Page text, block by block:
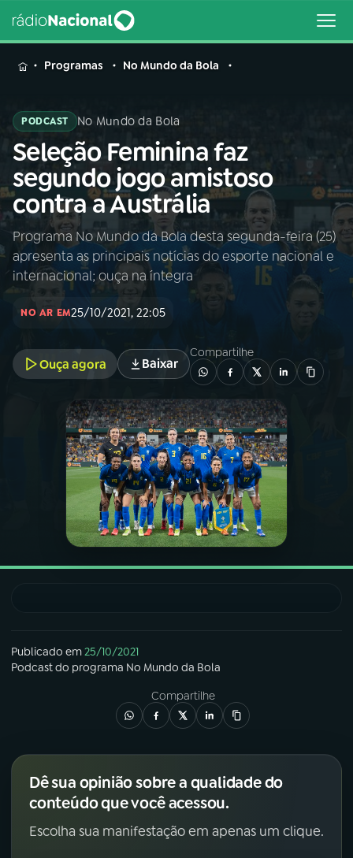
MENU
Buscar
na
Rádio
Nacional
Buscar
AO VIVO
INÍCIO
PROGRAMAS
PODCASTS
VIDEOCASTS
08FESTIVAL DE MÚSICA
ACOMPANHE A RÁDIO NACIONAL
Programas No Mundo da Bola
PODCAST No Mundo da Bola
Seleção Feminina faz
segundo jogo amistoso
contra a Austrália
Programa No Mundo da Bola desta segunda-feira (25)
apresenta as principais notícias do esporte nacional e
internacional; ouça na íntegra
NO AR EM25/10/2021, 22:05
Ouça agora Baixar
Compartilhe
Publicado em25/10/2021
Podcastdo programa No Mundo da Bola
Compartilhe
Dê sua opinião sobre a qualidade do
conteúdo que você acessou.
Escolha sua manifestação em apenas um clique.